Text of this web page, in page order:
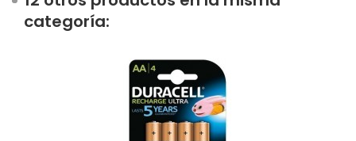
categoría: